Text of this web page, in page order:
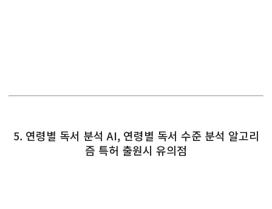
5. 연령별 독서 분석 AI, 연령별 독서 수준 분석 알고리
즘 특허 출원시 유의점